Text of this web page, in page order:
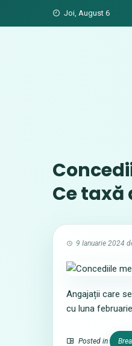
Joi, August 6
Ce taxă
9 Ianuarie 2024
Angajații care
cu luna
Posted in